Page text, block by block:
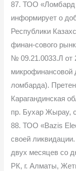
87. ТОО «Ломбард
информирует о
Республики
финан-сового
№ 09.21.0033.Л от
микрофинансовой
ломбарда).
Карагандинская
пр. Бухар Жырау,
88. ТОО «Bazis
своей
двух месяцев со
РК, г. Алматы,